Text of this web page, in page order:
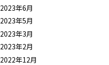
2023年6月
2023年5月
2023年3月
2023年2月
2022年12月